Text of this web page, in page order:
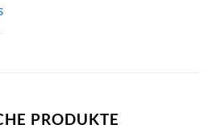
PRODUKTE